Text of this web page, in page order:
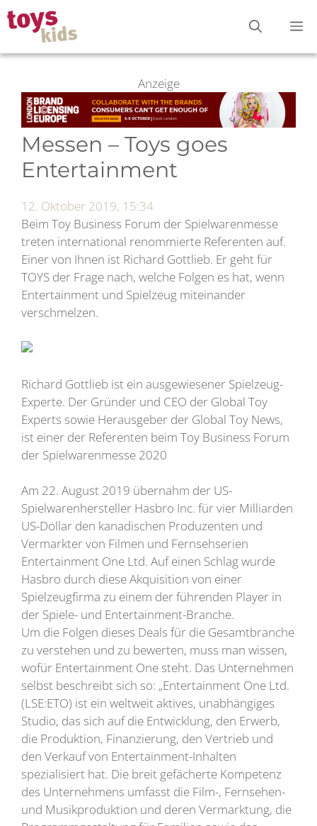
Zum
Inhalt
springen
Anzeige
Messen – Toys goes
Entertainment
12. Oktober 2019, 15:34
Beim Toy Business Forum der Spielwarenmesse
treten international renommierte Referenten auf.
Einer von Ihnen ist Richard Gottlieb. Er geht für
TOYS der Frage nach, welche Folgen es hat, wenn
Entertainment und Spielzeug miteinander
verschmelzen.
Richard Gottlieb ist ein ausgewiesener Spielzeug-
Experte. Der Gründer und CEO der Global Toy
Experts sowie Herausgeber der Global Toy News,
ist einer der Referenten beim Toy Business Forum
der Spielwarenmesse 2020
Am 22. August 2019 übernahm der US-
Spielwarenhersteller Hasbro Inc. für vier Milliarden
US-Dollar den kanadischen Produzenten und
Vermarkter von Filmen und Fernsehserien
Entertainment One Ltd. Auf einen Schlag wurde
Hasbro durch diese Akquisition von einer
Spielzeugfirma zu einem der führenden Player in
der Spiele- und Entertainment-Branche.
Um die Folgen dieses Deals für die Gesamtbranche
zu verstehen und zu bewerten, muss man wissen,
wofür Entertainment One steht. Das Unternehmen
selbst beschreibt sich so: „Entertainment One Ltd.
(LSE:ETO) ist ein weltweit aktives, unabhängiges
Studio, das sich auf die Entwicklung, den Erwerb,
die Produktion, Finanzierung, den Vertrieb und
den Verkauf von Entertainment-Inhalten
spezialisiert hat. Die breit gefächerte Kompetenz
des Unternehmens umfasst die Film-, Fernsehen-
und Musikproduktion und deren Vermarktung, die